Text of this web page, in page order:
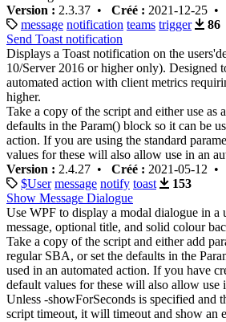
Version : 2.3.37 • Créé : 2021-12-25 •
message notification teams trigger
86
Send Toast notification
Displays a Toast notification on the
10/Server 2016 or higher only). Designed
automated action with client metrics
higher.
Take a copy of the script and either use as
defaults in the Param() block so it can be
action. If you are using the standard
values for these will also allow use in an
Version : 2.4.27 • Créé : 2021-05-12 •
$User message notify toast
153
Show Message Dialogue
Use WPF to display a modal dialogue in a
message, optional title, and solid colour
Take a copy of the script and either add
regular SBA, or set the defaults in the
used in an automated action. If you have
default values for these will also allow use
Unless -showForSeconds is specified and
script timeout, it will timeout and show an